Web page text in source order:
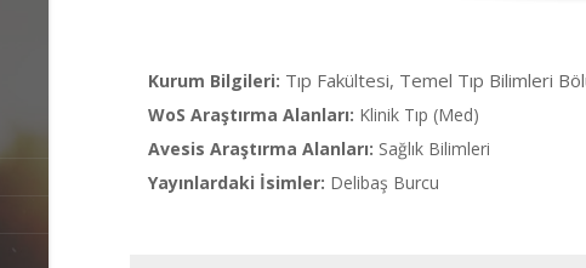
Kurum Bilgileri: Tıp Fakültesi, Temel Tıp Bilimleri
WoS Araştırma Alanları: Klinik Tıp (Med)
Avesis Araştırma Alanları: Sağlık Bilimleri
Yayınlardaki İsimler: Delibaş Burcu